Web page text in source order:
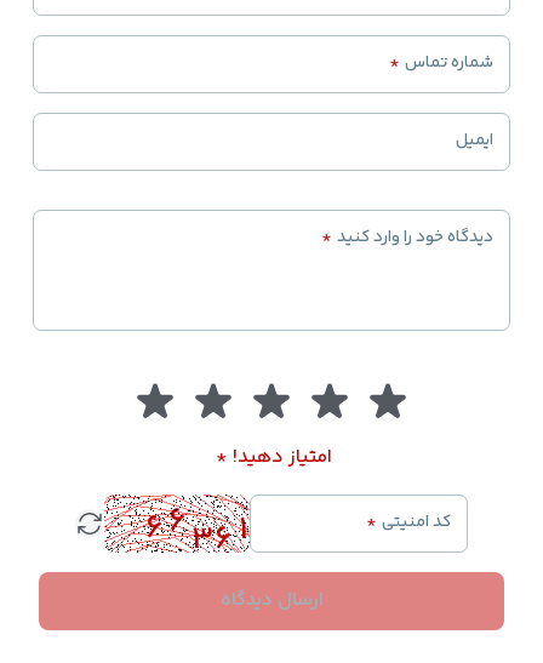
شماره تماس *
ایمیل
دیدگاه خود را وارد کنید *
امتیاز دهید! *
کد امنیتی *
ارسال دیدگاه